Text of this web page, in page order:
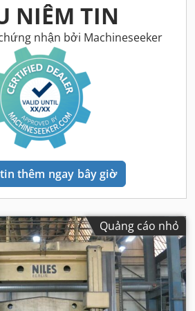
NIÊM TIN
nhận bởi Machineseeker
thêm ngay bây giờ
Quảng cáo nhỏ